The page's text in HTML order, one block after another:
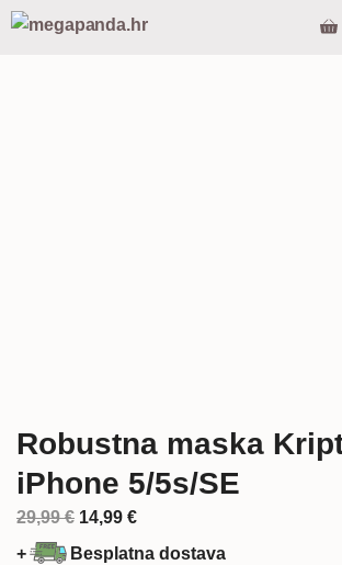
Preskoči
Robustna maska
iPhone 5/5s/SE
29,99€ Izvorna
cijena
14,99 €Trenutna
cijena
+ Besplatna dostava